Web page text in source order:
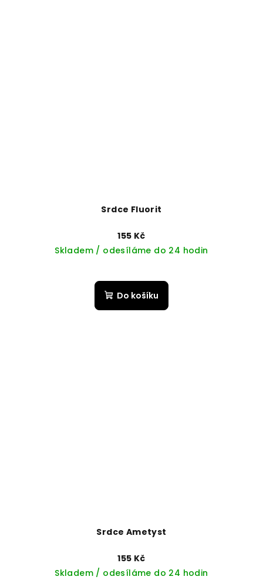
Srdce Fluorit
155 Kč
Skladem / odesíláme do 24 hodin
Do košíku
Srdce Ametyst
155 Kč
Skladem / odesíláme do 24 hodin